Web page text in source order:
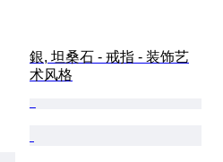
銀, 坦桑石 - 戒指 - 装饰艺
术风格